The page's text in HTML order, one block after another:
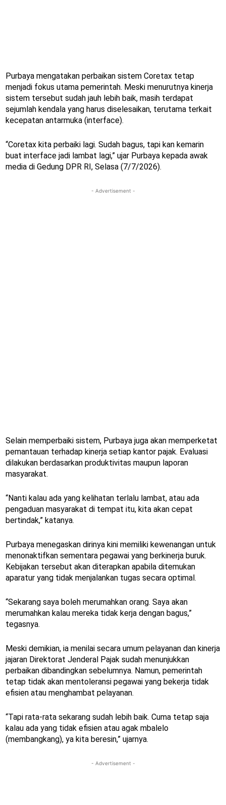
Purbaya mengatakan perbaikan sistem Coretax tetap
menjadi fokus utama pemerintah. Meski menurutnya kinerja
sistem tersebut sudah jauh lebih baik, masih terdapat
sejumlah kendala yang harus diselesaikan, terutama terkait
kecepatan antarmuka (interface).
“Coretax kita perbaiki lagi. Sudah bagus, tapi kan kemarin
buat interface jadi lambat lagi,” ujar Purbaya kepada awak
media di Gedung DPR RI, Selasa (7/7/2026).
- Advertisement -
Selain memperbaiki sistem, Purbaya juga akan memperketat
pemantauan terhadap kinerja setiap kantor pajak. Evaluasi
dilakukan berdasarkan produktivitas maupun laporan
masyarakat.
“Nanti kalau ada yang kelihatan terlalu lambat, atau ada
pengaduan masyarakat di tempat itu, kita akan cepat
bertindak,” katanya.
Purbaya menegaskan dirinya kini memiliki kewenangan untuk
menonaktifkan sementara pegawai yang berkinerja buruk.
Kebijakan tersebut akan diterapkan apabila ditemukan
aparatur yang tidak menjalankan tugas secara optimal.
“Sekarang saya boleh merumahkan orang. Saya akan
merumahkan kalau mereka tidak kerja dengan bagus,”
tegasnya.
Meski demikian, ia menilai secara umum pelayanan dan kinerja
jajaran Direktorat Jenderal Pajak sudah menunjukkan
perbaikan dibandingkan sebelumnya. Namun, pemerintah
tetap tidak akan mentoleransi pegawai yang bekerja tidak
efisien atau menghambat pelayanan.
“Tapi rata-rata sekarang sudah lebih baik. Cuma tetap saja
kalau ada yang tidak efisien atau agak mbalelo
(membangkang), ya kita beresin,” ujarnya.
- Advertisement -